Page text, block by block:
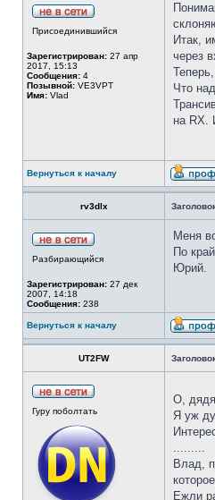
Присоединившийся
Зарегистрирован: 27 апр
2017, 15:13
Сообщения: 4
Позывной: VE3VPT
Имя: Vlad
Итак,
через
Что
на RX.
Вернуться к началу
rv3dlx
Разбирающийся
Зарегистрирован: 27 дек
2007, 14:18
Сообщения: 238
Меня
По
Юрий.
Вернуться к началу
UT2FW
Гуру поболтать
О,
Я уж
.........
Влад,
Ежли